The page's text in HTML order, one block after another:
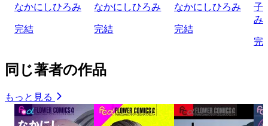
なかにしひろみ
完結
なかにしひろみ
完結
なかにしひろみ
完結
子/
み
完
同じ著者の作品
もっと見る